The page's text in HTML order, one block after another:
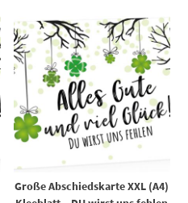
Große Abschiedskarte XXL (A4)